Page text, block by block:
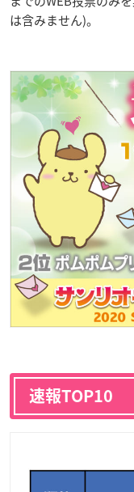
は含みません)。
速報TOP10